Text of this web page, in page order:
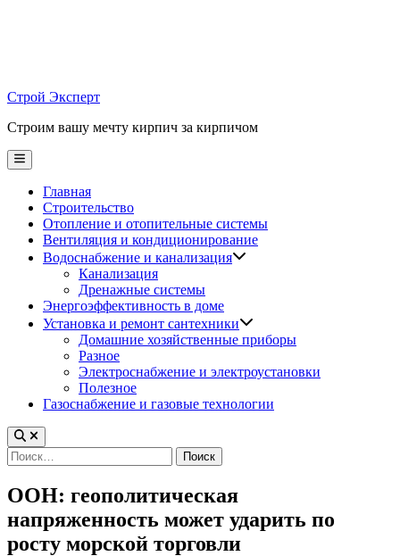
Строй Эксперт
Строим вашу мечту кирпич за кирпичом
Main
Menu
Главная
Строительство
Отопление и отопительные системы
Вентиляция и кондиционирование
Водоснабжение и канализация
Канализация
Дренажные системы
Энергоэффективность в доме
Установка и ремонт сантехники
Домашние хозяйственные приборы
Разное
Электроснабжение и электроустановки
Полезное
Газоснабжение и газовые технологии
Найти:
ООН: геополитическая
напряженность может ударить по
росту морской торговли